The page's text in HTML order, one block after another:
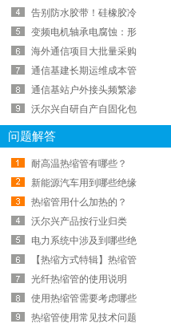
告别防水胶带！硅橡胶冷
变频电机轴承电腐蚀：形
海外通信项目大批量采购
通信基建长期运维成本管
通信基站户外接头频繁渗
沃尔兴自研自产自固化包
问题解答
耐高温热缩管有哪些？
新能源汽车用到哪些绝缘
热缩管用什么加热的？
沃尔兴产品按行业归类
电力系统中涉及到哪些绝
【热缩方式特辑】热缩管
光纤热缩管的使用说明
使用热缩管需要考虑哪些
热缩管使用常见技术问题